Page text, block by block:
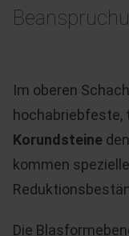
Im oberen
Korundsteine
kommen
Die